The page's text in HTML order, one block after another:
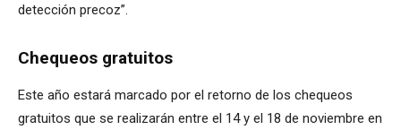
detección precoz”.
Chequeos gratuitos
Este año estará marcado por el retorno de los chequeos
gratuitos que se realizarán entre el 14 y el 18 de noviembre en